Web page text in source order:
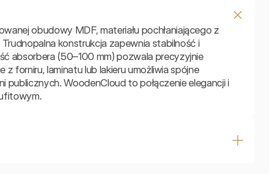
obudowy MDF, materiału pochłaniającego z
konstrukcja zapewnia stabilność i
absorbera (50–100 mm) pozwala precyzyjnie
forniru, laminatu lub lakieru umożliwia spójne
publicznych. WoodenCloud to połączenie elegancji i